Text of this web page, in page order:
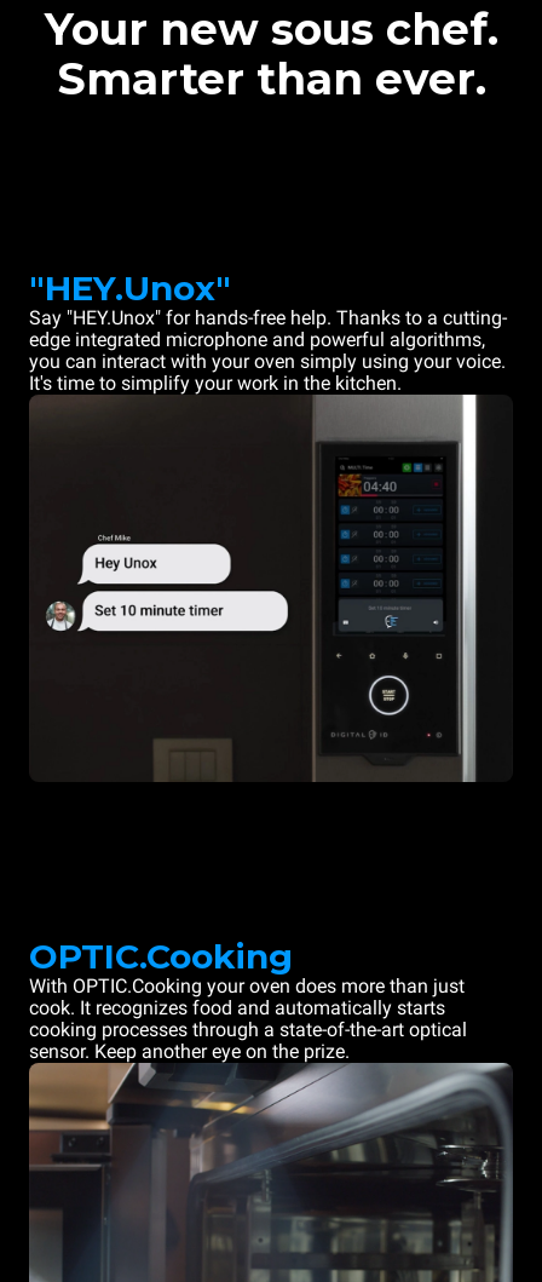
Your new sous chef.
Smarter than ever.
"HEY.Unox"
Say "HEY.Unox" for hands-free help. Thanks to a cutting-
edge integrated microphone and powerful algorithms,
you can interact with your oven simply using your voice.
It's time to simplify your work in the kitchen.
OPTIC.Cooking
With OPTIC.Cooking your oven does more than just
cook. It recognizes food and automatically starts
cooking processes through a state-of-the-art optical
sensor. Keep another eye on the prize.